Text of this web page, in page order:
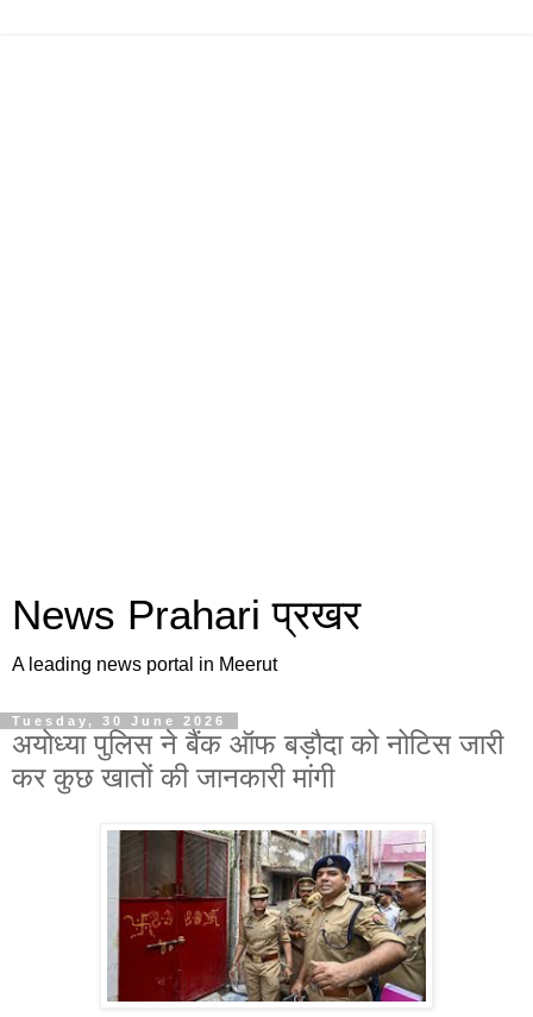
News Prahari प्रखर
A leading news portal in Meerut
Tuesday, 30 June 2026
अयोध्या पुलिस ने बैंक ऑफ बड़ौदा को नोटिस जारी
कर कुछ खातों की जानकारी मांगी